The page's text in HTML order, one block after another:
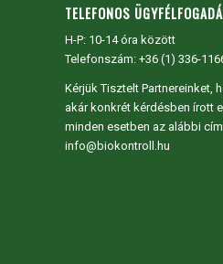
TELEFONOS
H-P: 10-14 óra között
Telefonszám: +36 (1) 336-
Kérjük Tisztelt Partnereinket,
akár konkrét kérdésben írott
minden esetben az alábbi
info@biokontroll.hu